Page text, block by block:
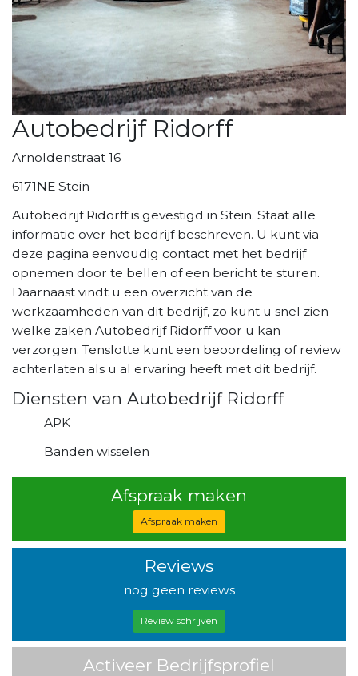
Autobedrijf Ridorff
Arnoldenstraat 16
6171NE Stein
Autobedrijf Ridorff is gevestigd in Stein. Staat alle
informatie over het bedrijf beschreven. U kunt via
deze pagina eenvoudig contact met het bedrijf
opnemen door te bellen of een bericht te sturen.
Daarnaast vindt u een overzicht van de
werkzaamheden van dit bedrijf, zo kunt u snel zien
welke zaken Autobedrijf Ridorff voor u kan
verzorgen. Tenslotte kunt een beoordeling of review
achterlaten als u al ervaring heeft met dit bedrijf.
Diensten van Autobedrijf Ridorff
APK
Banden wisselen
Afspraak maken
Afspraak maken
Reviews
nog geen reviews
Review schrijven
Activeer Bedrijfsprofiel